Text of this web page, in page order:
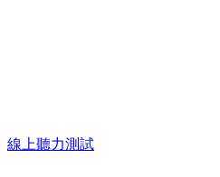
線上聽力測試